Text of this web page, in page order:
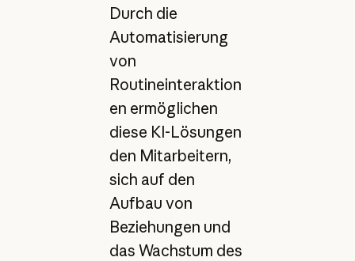
Durch die
Automatisierung
von
Routineinteraktion
en ermöglichen
diese KI-Lösungen
den Mitarbeitern,
sich auf den
Aufbau von
Beziehungen und
das Wachstum des